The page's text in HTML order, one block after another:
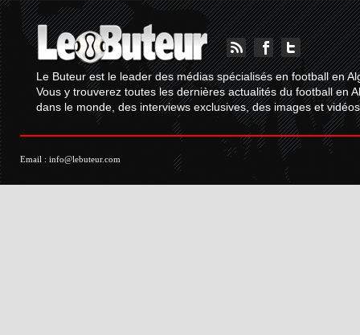
Le Buteur est le leader des médias spécialisés en football en
Vous y trouverez toutes les dernières actualités du football en
dans le monde, des interviews exclusives, des images et
Email : info@lebuteur.com